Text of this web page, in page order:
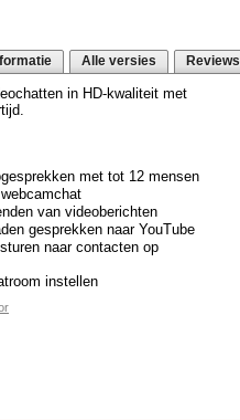
Alle versies Reviews
in HD-kwaliteit met
met tot 12 mensen
van videoberichten
gesprekken naar YouTube
naar contacten op
instellen